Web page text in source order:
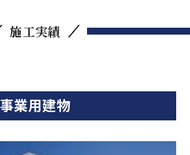
施工実績
事業用建物